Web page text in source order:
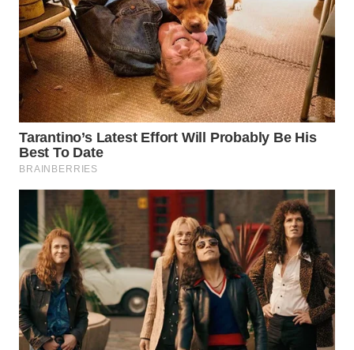
WN
MADURA
WN
SURABAYA
WN
NATUNA
BINTAN
WN
MANDALIKA
WN
LIKUPANG